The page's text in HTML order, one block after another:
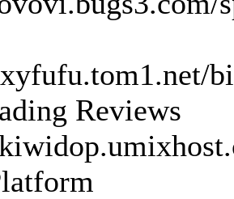
Reviews